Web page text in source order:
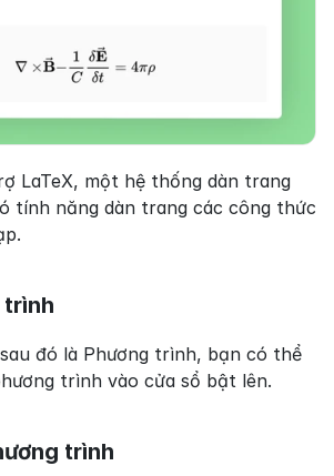
LaTeX, một hệ thống dàn trang
tính năng dàn trang các công thức
trình
đó là Phương trình, bạn có thể
trình vào cửa sổ bật lên.
trình